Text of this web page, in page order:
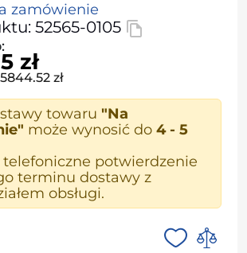
zamówienie
52565-0105
zł
zł
towaru "Na
może wynosić do 4 - 5
telefoniczne potwierdzenie
terminu dostawy z
obsługi.